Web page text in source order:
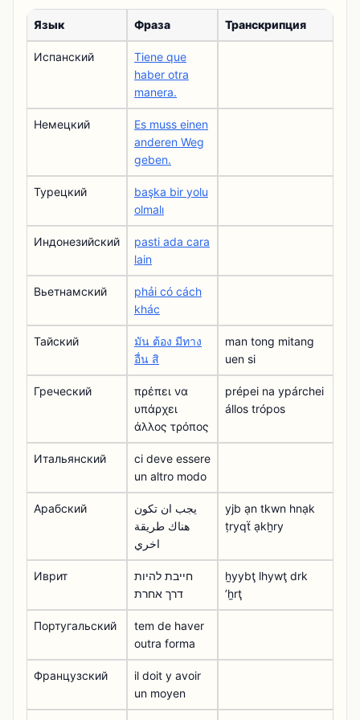
Язык Фраза Транскрипция
Испанский
Tiene que
haber otra
manera.
Немецкий
Es muss einen
anderen Weg
geben.
Турецкий
başka bir yolu
olmalı
Индонезийский
pasti ada cara
lain
Вьетнамский
phải có cách
khác
Тайский
มัน ต้อง มีทาง
อื่น สิ
man tong mitang
uen si
Греческий
πρέπει να
υπάρχει
άλλος τρόπος
prépei na ypárchei
állos trópos
Итальянский
ci deve essere
un altro modo
Арабский
يجب ان تكون
هناك طريقة
اخري
yjb ạn tkwn hnạk
ṭryqẗ ạkẖry
Иврит
חייבת להיות
דרך אחרת
ẖyybţ lhywţ drk
ʼẖrţ
Португальский
tem de haver
outra forma
Французский
il doit y avoir
un moyen